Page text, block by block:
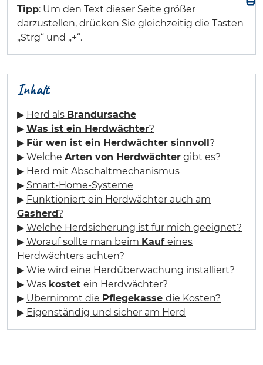
Tipp: Um den Text dieser Seite größer
darzustellen, drücken Sie gleichzeitig die Tasten
„Strg“ und „+“.
Inhalt
▶ Herd als Brandursache
▶ Was ist ein Herdwächter?
▶ Für wen ist ein Herdwächter sinnvoll ?
▶ Welche Arten von Herdwächter gibt es?
▶ Herd mit Abschaltmechanismus
▶ Smart-Home-Systeme
▶ Funktioniert ein Herdwächter auch am
Gasherd?
▶ Welche Herdsicherung ist für mich geeignet?
▶ Worauf sollte man beim Kauf eines
Herdwächters achten?
▶ Wie wird eine Herdüberwachung installiert?
▶ Was kostet ein Herdwächter?
▶ Übernimmt die Pflegekasse die Kosten?
▶ Eigenständig und sicher am Herd